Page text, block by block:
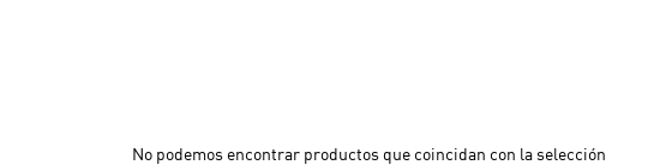
No podemos encontrar productos que coincidan con la selección